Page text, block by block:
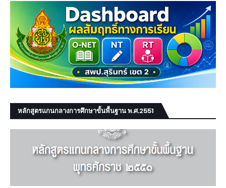
หลักสูตรแกนกลางการศึกษาขั้นพื้นฐาน พ.ศ.2551